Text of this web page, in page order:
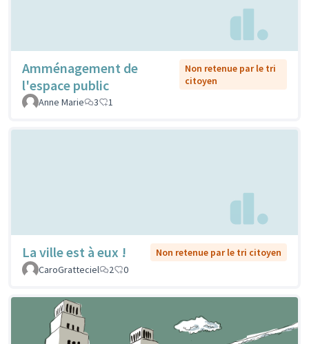
Amménagement de
l'espace public
Non retenue par le tri
citoyen
Anne Marie
3 1
La ville est à eux !
Non retenue par le tri citoyen
CaroGratteciel
2 0